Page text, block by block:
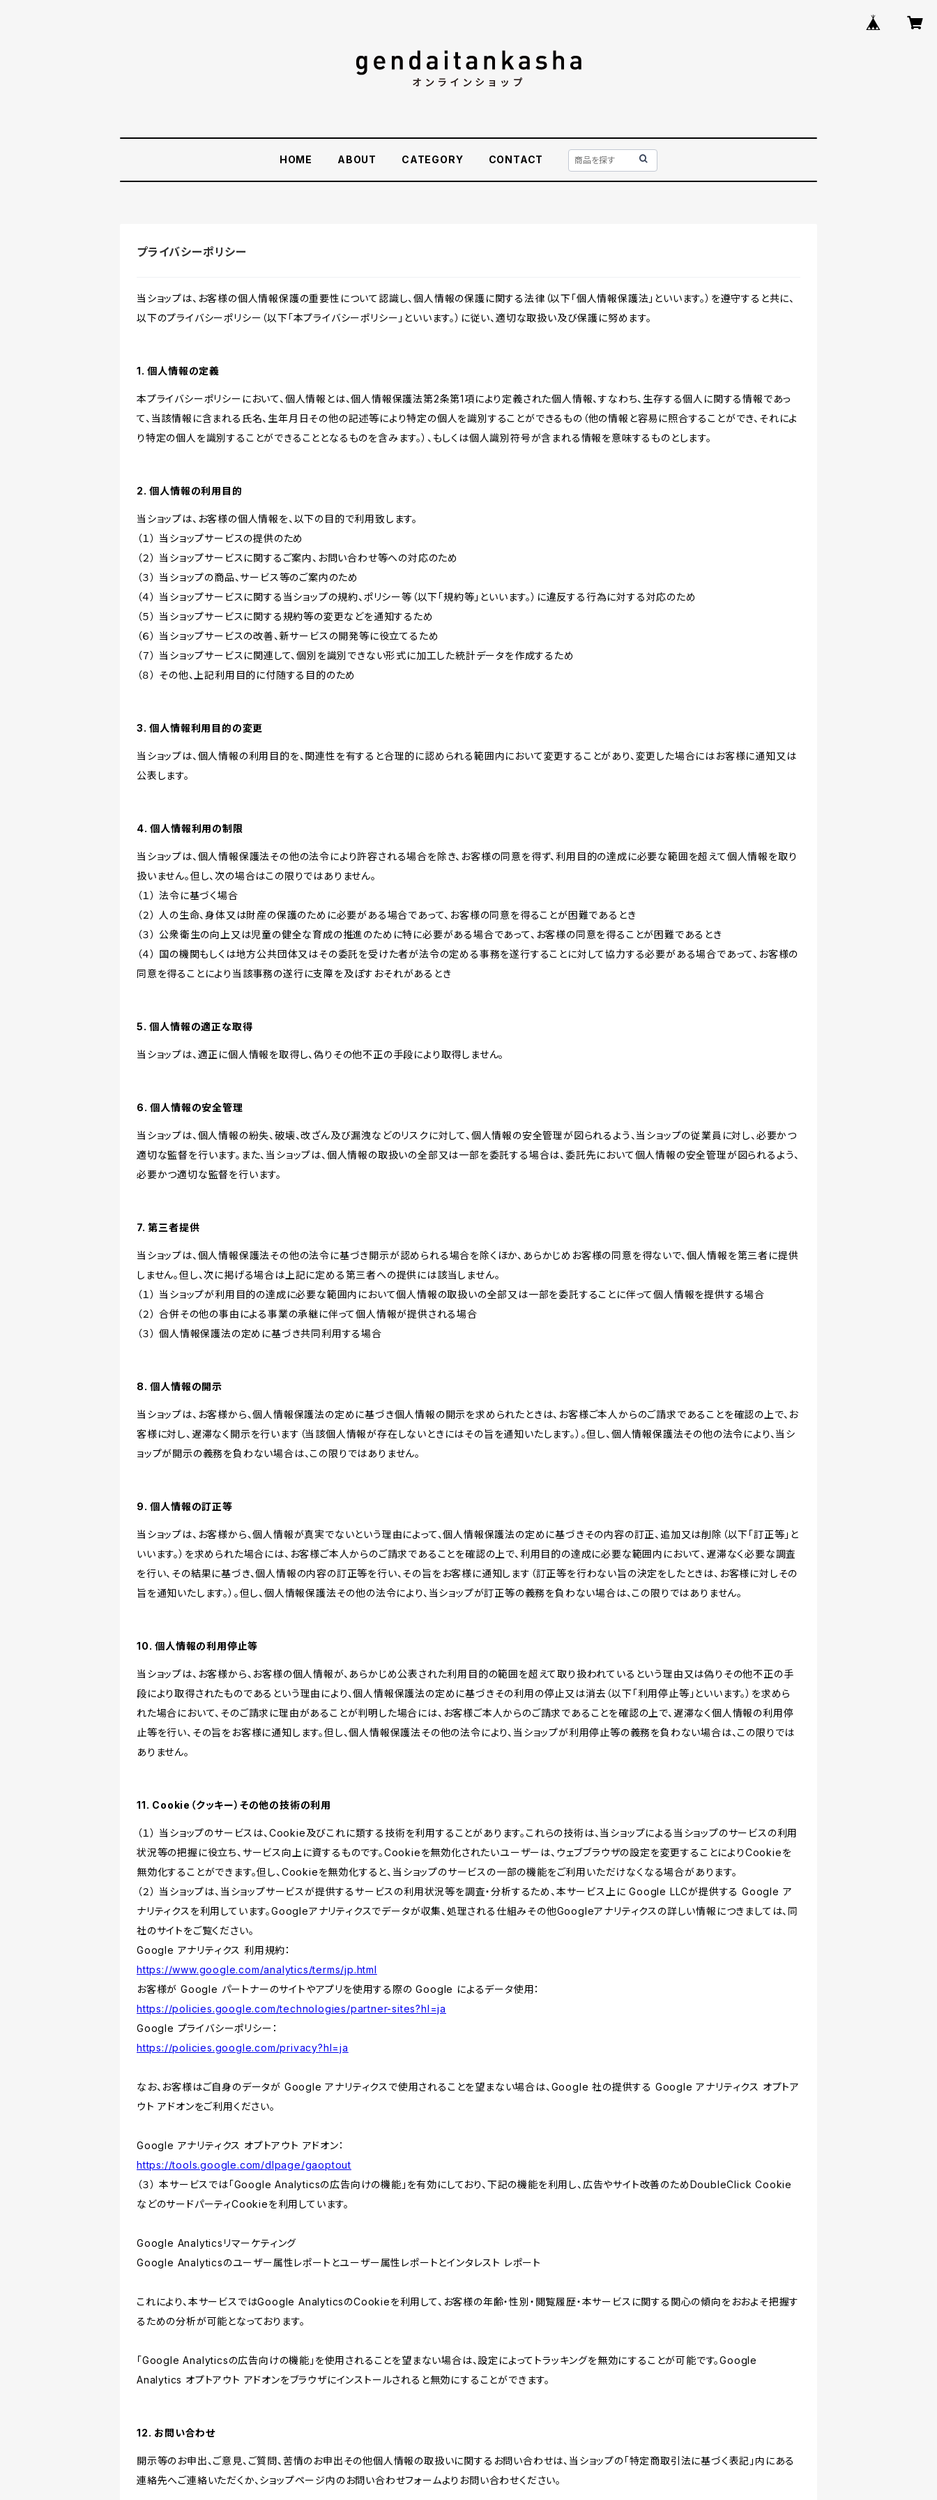
HOME ABOUT CATEGORY CONTACT
プライバシーポリシー
当ショップは、お客様の個人情報保護の重要性について認識し、個人情報の保護に関する法律（以下「個人情報保護法」といいます。）を遵守すると共に、
以下のプライバシーポリシー（以下「本プライバシーポリシー」といいます。）に従い、適切な取扱い及び保護に努めます。
1. 個人情報の定義
本プライバシーポリシーにおいて、個人情報とは、個人情報保護法第2条第1項により定義された個人情報、すなわち、生存する個人に関する情報であっ
て、当該情報に含まれる氏名、生年月日その他の記述等により特定の個人を識別することができるもの（他の情報と容易に照合することができ、それによ
り特定の個人を識別することができることとなるものを含みます。）、もしくは個人識別符号が含まれる情報を意味するものとします。
2. 個人情報の利用目的
当ショップは、お客様の個人情報を、以下の目的で利用致します。
（１） 当ショップサービスの提供のため
（２） 当ショップサービスに関するご案内、お問い合わせ等への対応のため
（３） 当ショップの商品、サービス等のご案内のため
（４） 当ショップサービスに関する当ショップの規約、ポリシー等（以下「規約等」といいます。）に違反する行為に対する対応のため
（５） 当ショップサービスに関する規約等の変更などを通知するため
（６） 当ショップサービスの改善、新サービスの開発等に役立てるため
（７） 当ショップサービスに関連して、個別を識別できない形式に加工した統計データを作成するため
（８） その他、上記利用目的に付随する目的のため
3. 個人情報利用目的の変更
当ショップは、個人情報の利用目的を、関連性を有すると合理的に認められる範囲内において変更することがあり、変更した場合にはお客様に通知又は
公表します。
4. 個人情報利用の制限
当ショップは、個人情報保護法その他の法令により許容される場合を除き、お客様の同意を得ず、利用目的の達成に必要な範囲を超えて個人情報を取り
扱いません。但し、次の場合はこの限りではありません。
（１） 法令に基づく場合
（２） 人の生命、身体又は財産の保護のために必要がある場合であって、お客様の同意を得ることが困難であるとき
（３） 公衆衛生の向上又は児童の健全な育成の推進のために特に必要がある場合であって、お客様の同意を得ることが困難であるとき
（４） 国の機関もしくは地方公共団体又はその委託を受けた者が法令の定める事務を遂行することに対して協力する必要がある場合であって、お客様の
同意を得ることにより当該事務の遂行に支障を及ぼすおそれがあるとき
5. 個人情報の適正な取得
当ショップは、適正に個人情報を取得し、偽りその他不正の手段により取得しません。
6. 個人情報の安全管理
当ショップは、個人情報の紛失、破壊、改ざん及び漏洩などのリスクに対して、個人情報の安全管理が図られるよう、当ショップの従業員に対し、必要かつ
適切な監督を行います。また、当ショップは、個人情報の取扱いの全部又は一部を委託する場合は、委託先において個人情報の安全管理が図られるよう、
必要かつ適切な監督を行います。
7. 第三者提供
当ショップは、個人情報保護法その他の法令に基づき開示が認められる場合を除くほか、あらかじめお客様の同意を得ないで、個人情報を第三者に提供
しません。但し、次に掲げる場合は上記に定める第三者への提供には該当しません。
（１） 当ショップが利用目的の達成に必要な範囲内において個人情報の取扱いの全部又は一部を委託することに伴って個人情報を提供する場合
（２） 合併その他の事由による事業の承継に伴って個人情報が提供される場合
（３） 個人情報保護法の定めに基づき共同利用する場合
8. 個人情報の開示
当ショップは、お客様から、個人情報保護法の定めに基づき個人情報の開示を求められたときは、お客様ご本人からのご請求であることを確認の上で、お
客様に対し、遅滞なく開示を行います（当該個人情報が存在しないときにはその旨を通知いたします。）。但し、個人情報保護法その他の法令により、当シ
ョップが開示の義務を負わない場合は、この限りではありません。
9. 個人情報の訂正等
当ショップは、お客様から、個人情報が真実でないという理由によって、個人情報保護法の定めに基づきその内容の訂正、追加又は削除（以下「訂正等」と
いいます。）を求められた場合には、お客様ご本人からのご請求であることを確認の上で、利用目的の達成に必要な範囲内において、遅滞なく必要な調査
を行い、その結果に基づき、個人情報の内容の訂正等を行い、その旨をお客様に通知します（訂正等を行わない旨の決定をしたときは、お客様に対しその
旨を通知いたします。）。但し、個人情報保護法その他の法令により、当ショップが訂正等の義務を負わない場合は、この限りではありません。
10. 個人情報の利用停止等
当ショップは、お客様から、お客様の個人情報が、あらかじめ公表された利用目的の範囲を超えて取り扱われているという理由又は偽りその他不正の手
段により取得されたものであるという理由により、個人情報保護法の定めに基づきその利用の停止又は消去（以下「利用停止等」といいます。）を求めら
れた場合において、そのご請求に理由があることが判明した場合には、お客様ご本人からのご請求であることを確認の上で、遅滞なく個人情報の利用停
止等を行い、その旨をお客様に通知します。但し、個人情報保護法その他の法令により、当ショップが利用停止等の義務を負わない場合は、この限りでは
ありません。
11. Cookie（クッキー）その他の技術の利用
（１） 当ショップのサービスは、Cookie及びこれに類する技術を利用することがあります。これらの技術は、当ショップによる当ショップのサービスの利用
状況等の把握に役立ち、サービス向上に資するものです。Cookieを無効化されたいユーザーは、ウェブブラウザの設定を変更することによりCookieを
無効化することができます。但し、Cookieを無効化すると、当ショップのサービスの一部の機能をご利用いただけなくなる場合があります。
（２） 当ショップは、当ショップサービスが提供するサービスの利用状況等を調査・分析するため、本サービス上に Google LLCが提供する Google ア
ナリティクスを利用しています。Googleアナリティクスでデータが収集、処理される仕組みその他Googleアナリティクスの詳しい情報につきましては、同
社のサイトをご覧ください。
Google アナリティクス 利用規約：
https://www.google.com/analytics/terms/jp.html
お客様が Google パートナーのサイトやアプリを使用する際の Google によるデータ使用：
https://policies.google.com/technologies/partner-sites?hl=ja
Google プライバシーポリシー：
https://policies.google.com/privacy?hl=ja
なお、お客様はご自身のデータが Google アナリティクスで使用されることを望まない場合は、Google 社の提供する Google アナリティクス オプトア
ウト アドオンをご利用ください。
Google アナリティクス オプトアウト アドオン：
https://tools.google.com/dlpage/gaoptout
（３） 本サービスでは「Google Analyticsの広告向けの機能」を有効にしており、下記の機能を利用し、広告やサイト改善のためDoubleClick Cookie
などのサードパーティCookieを利用しています。
Google Analyticsリマーケティング
Google Analyticsのユーザー属性レポートとユーザー属性レポートとインタレスト レポート
これにより、本サービスではGoogle AnalyticsのCookieを利用して、お客様の年齢・性別・閲覧履歴・本サービスに関する関心の傾向をおおよそ把握す
るための分析が可能となっております。
「Google Analyticsの広告向けの機能」を使用されることを望まない場合は、設定によってトラッキングを無効にすることが可能です。Google
Analytics オプトアウト アドオンをブラウザにインストールされると無効にすることができます。
12. お問い合わせ
開示等のお申出、ご意見、ご質問、苦情のお申出その他個人情報の取扱いに関するお問い合わせは、当ショップの「特定商取引法に基づく表記」内にある
連絡先へご連絡いただくか、ショップページ内のお問い合わせフォームよりお問い合わせください。